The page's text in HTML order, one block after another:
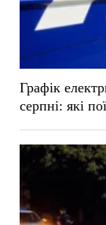
Графік
серпні: які